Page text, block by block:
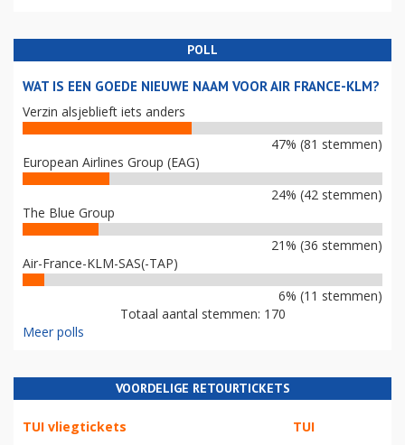
POLL
WAT IS EEN GOEDE NIEUWE NAAM VOOR AIR FRANCE-KLM?
Verzin alsjeblieft iets anders
47% (81 stemmen)
European Airlines Group (EAG)
24% (42 stemmen)
The Blue Group
21% (36 stemmen)
Air-France-KLM-SAS(-TAP)
6% (11 stemmen)
Totaal aantal stemmen: 170
Meer polls
VOORDELIGE RETOURTICKETS
TUI vliegtickets TUI